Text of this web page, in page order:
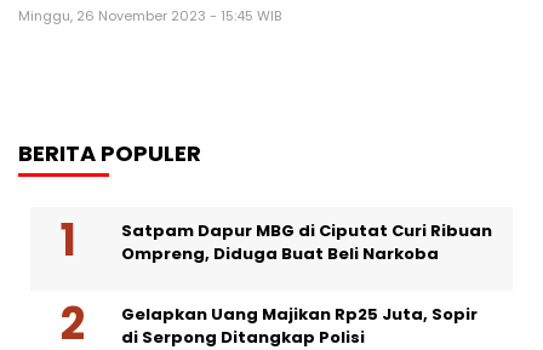
Minggu, 26 November 2023 - 15:45 WIB
BERITA POPULER
Satpam Dapur MBG di Ciputat Curi Ribuan
Ompreng, Diduga Buat Beli Narkoba
Gelapkan Uang Majikan Rp25 Juta, Sopir
di Serpong Ditangkap Polisi